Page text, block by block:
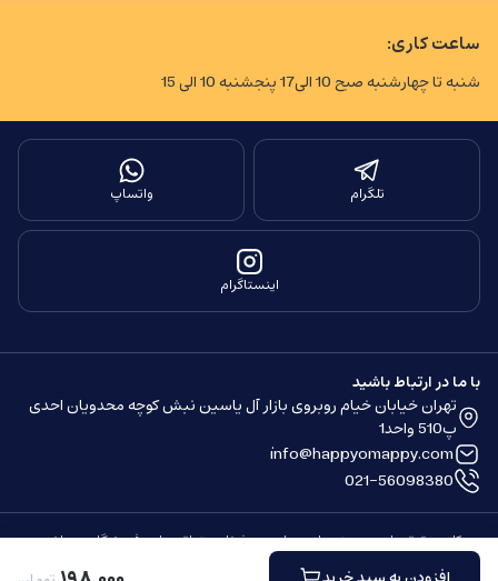
ساعت کاری:
شنبه تا چهارشنبه صبح 10 الی17 پنجشنبه 10 الی 15
تلگرام واتساپ
اینستاگرام
با ما در ارتباط باشید
تهران خیابان خیام روبروی بازار آل یاسین نبش کوچه محدویان احدی
پ510 واحد1
info@happyomappy.com
021-56098380
کلیه حقوق مادی و معنوی این سایت محفوظ و متعلق به این فروشگاه می باشد.
ساخته شده توسط